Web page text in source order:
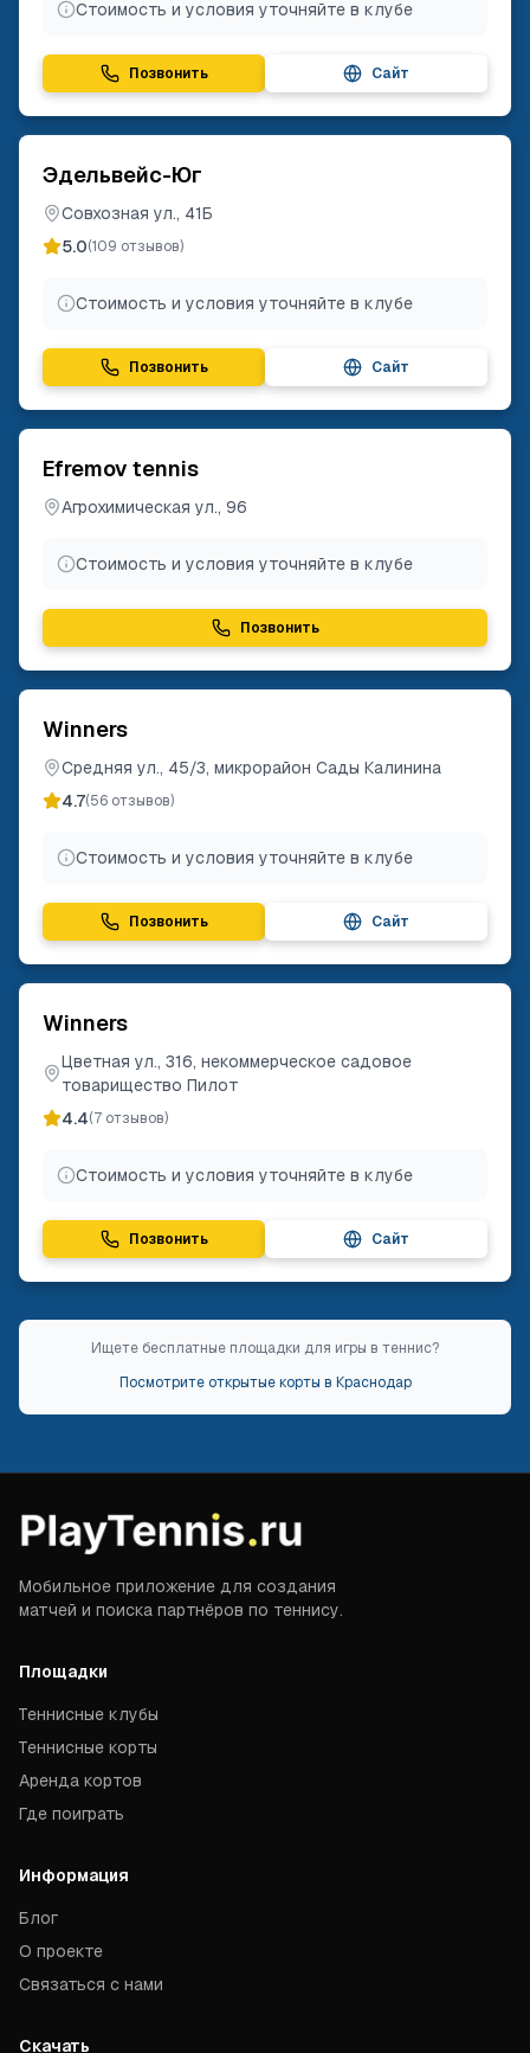
Стоимость и условия уточняйте в клубе
Позвонить Сайт
Эдельвейс-Юг
Совхозная ул., 41Б
5.0(109 отзывов)
Стоимость и условия уточняйте в клубе
Позвонить Сайт
Efremov tennis
Агрохимическая ул., 96
Стоимость и условия уточняйте в клубе
Позвонить
Winners
Средняя ул., 45/3, микрорайон Сады Калинина
4.7(56 отзывов)
Стоимость и условия уточняйте в клубе
Позвонить Сайт
Winners
Цветная ул., 316, некоммерческое садовое
товарищество Пилот
4.4(7 отзывов)
Стоимость и условия уточняйте в клубе
Позвонить Сайт
Ищете бесплатные площадки для игры в теннис?
Посмотрите открытые корты в Краснодар
Мобильное приложение для создания
матчей и поиска партнёров по теннису.
Площадки
Теннисные клубы
Теннисные корты
Аренда кортов
Где поиграть
Информация
Блог
О проекте
Связаться с нами
Скачать